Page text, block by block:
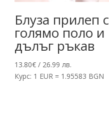
Блуза прилеп с
голямо поло и
дълъг ръкав
13.80€/ 26.99 лв.
Курс: 1 EUR = 1.95583 BGN